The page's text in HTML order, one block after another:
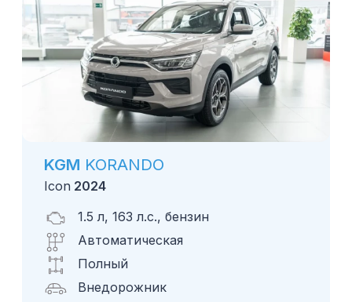
KGM KORANDO
Icon 2024
1.5 л, 163 л.с., бензин
Автоматическая
Полный
Внедорожник